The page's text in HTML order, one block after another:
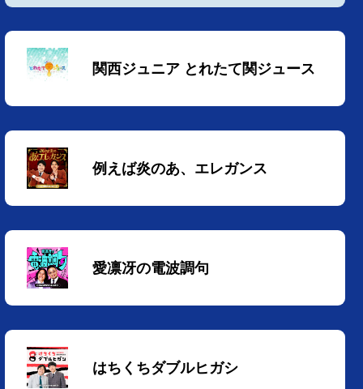
関西ジュニア とれたて関ジュース
例えば炎のあ、エレガンス
愛凛冴の電波調句
はちくちダブルヒガシ